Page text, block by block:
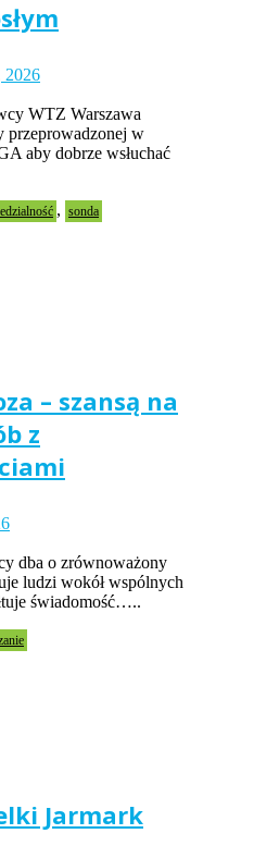
2026
WTZ Warszawa
przeprowadzonej w
aby dobrze wsłuchać
, sonda
– szansą na
z
dba o zrównoważony
ludzi wokół wspólnych
świadomość…..
Jarmark